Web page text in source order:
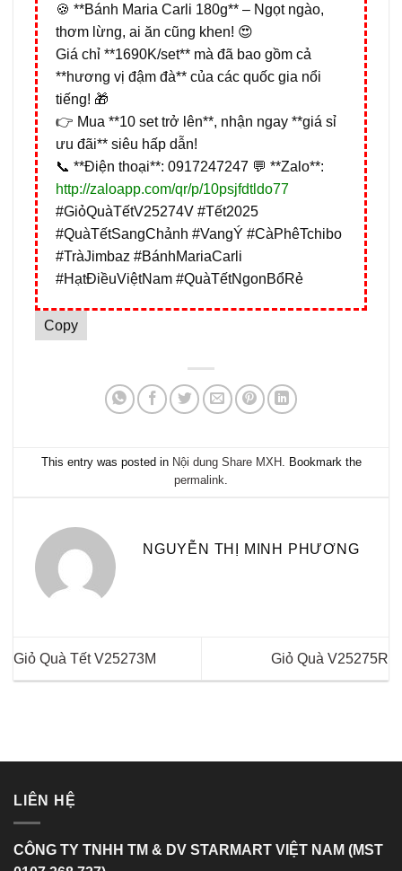
🍪 **Bánh Maria Carli 180g** – Ngọt ngào,
thơm lừng, ai ăn cũng khen! 😍
Giá chỉ **1690K/set** mà đã bao gồm cả
**hương vị đậm đà** của các quốc gia nổi
tiếng! 🎁
👉 Mua **10 set trở lên**, nhận ngay **giá sỉ
ưu đãi** siêu hấp dẫn!
📞 **Điện thoại**: 0917247247 💬 **Zalo**:
http://zaloapp.com/qr/p/10psjfdtldo77
#GiỏQuàTếtV25274V #Tết2025
#QuàTếtSangChảnh #VangÝ #CàPhêTchibo
#TràJimbaz #BánhMariaCarli
#HạtĐiềuViệtNam #QuàTếtNgonBổRẻ
Copy
This entry was posted in Nội dung Share MXH . Bookmark the
permalink.
NGUYỄN THỊ MINH PHƯƠNG
Giỏ Quà Tết V25273M Giỏ Quà V25275R
LIÊN HỆ
CÔNG TY TNHH TM & DV STARMART VIỆT NAM (MST